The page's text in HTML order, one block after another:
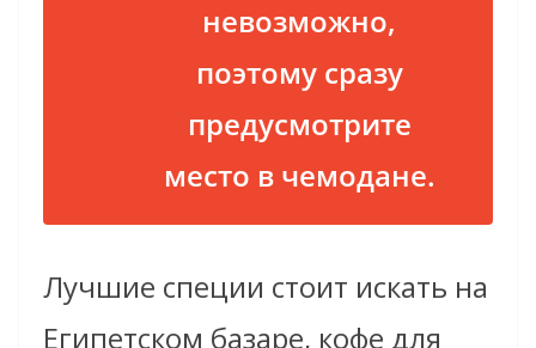
невозможно,
поэтому сразу
предусмотрите
место в чемодане.
Лучшие специи стоит искать на
Египетском базаре, кофе для